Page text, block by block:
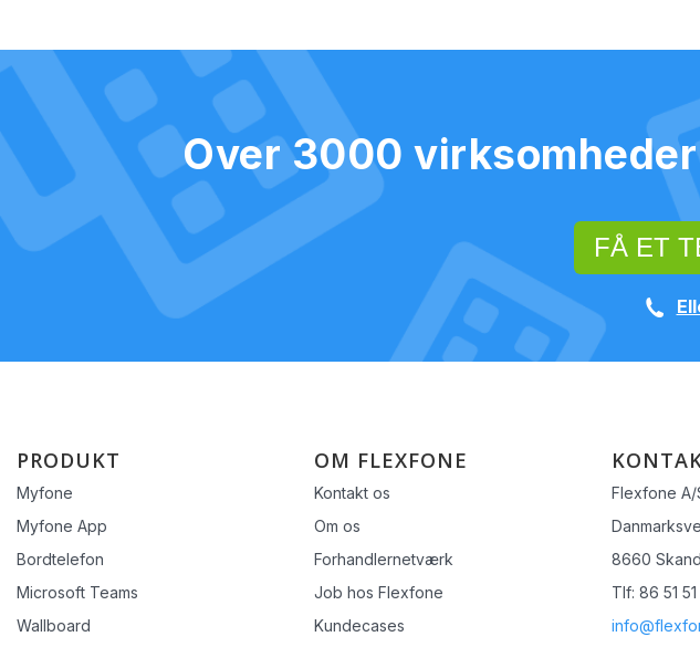
Over 3000
FÅ ET
PRODUKT
Myfone
Myfone App
Bordtelefon
Microsoft Teams
Wallboard
OM FLEXFONE
Kontakt os
Om os
Forhandlernetværk
Job hos Flexfone
Kundecases
Flexfone A/
8660
Tlf: 86 51 51